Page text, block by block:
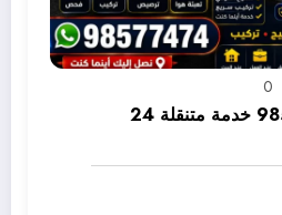
0
بنشر متنقل 98577474 خدمة متنقلة 24